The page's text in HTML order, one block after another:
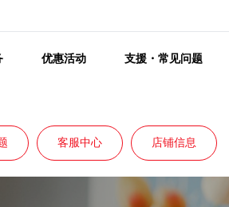
优惠活动 支援・常见问题
客服中心 店铺信息